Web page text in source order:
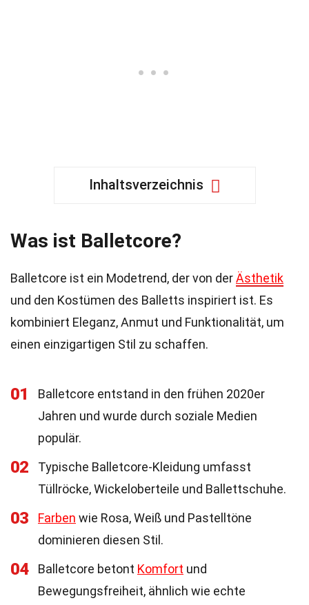
Inhaltsverzeichnis
Was ist Balletcore?
Balletcore ist ein Modetrend, der von derÄsthetik
und den Kostümen des Balletts inspiriert ist. Es
kombiniert Eleganz, Anmut und Funktionalität, um
einen einzigartigen Stil zu schaffen.
01
Balletcore entstand in den frühen 2020er
Jahren und wurde durch soziale Medien
populär.
02
Typische Balletcore-Kleidung umfasst
Tüllröcke, Wickeloberteile und Ballettschuhe.
03 Farben wie Rosa, Weiß und Pastelltöne
dominieren diesen Stil.
04 Balletcore betont Komfort und
Bewegungsfreiheit, ähnlich wie echte